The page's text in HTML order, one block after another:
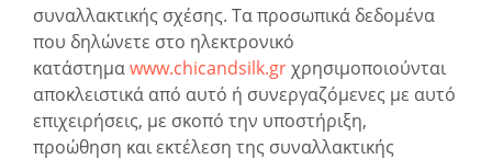
συναλλακτικής σχέσης. Τα προσωπικά δεδομένα
που δηλώνετε στο ηλεκτρονικό
κατάστημαwww.chicandsilk.grχρησιμοποιούνται
αποκλειστικά από αυτό ή συνεργαζόμενες με αυτό
επιχειρήσεις, με σκοπό την υποστήριξη,
προώθηση και εκτέλεση της συναλλακτικής